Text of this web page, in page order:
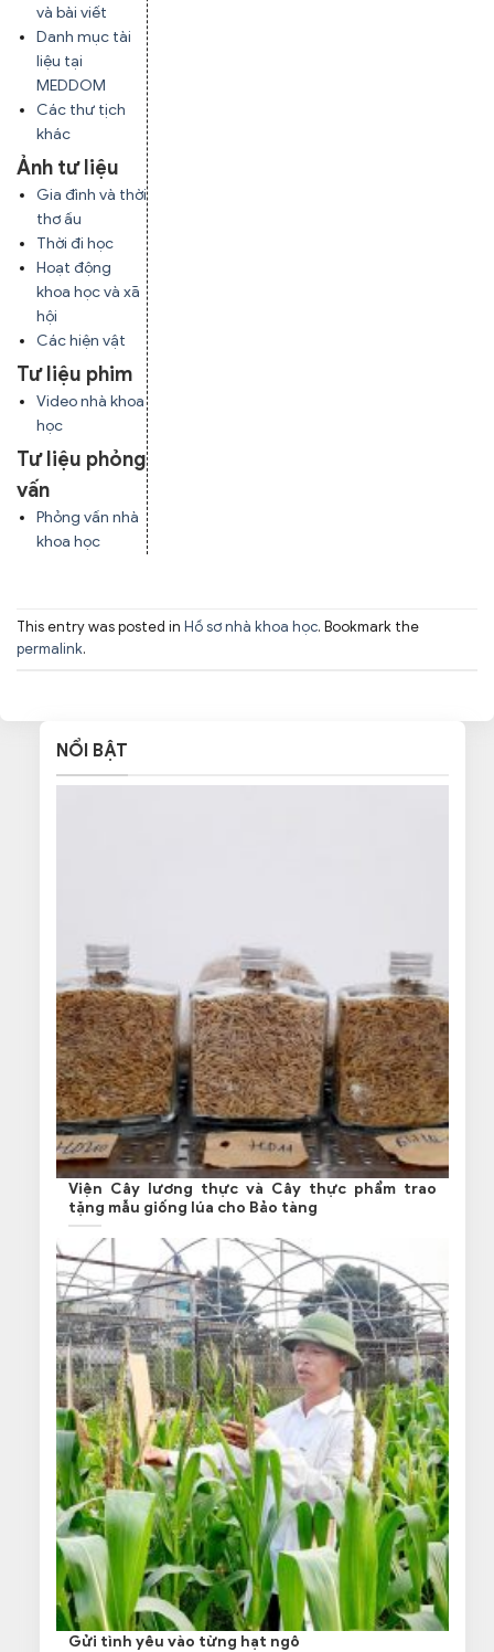
và bài viết
Danh mục tài
liệu tại
MEDDOM
Các thư tịch
khác
Ảnh tư liệu
Gia đình và thời
thơ ấu
Thời đi học
Hoạt động
khoa học và xã
hội
Các hiện vật
Tư liệu phim
Video nhà khoa
học
Tư liệu phỏng
vấn
Phỏng vấn nhà
khoa học
This entry was posted in Hồ sơ nhà khoa học. Bookmark the
permalink.
NỔI BẬT
Viện Cây lương thực và Cây thực phẩm trao
tặng mẫu giống lúa cho Bảo tàng
Gửi tình yêu vào từng hạt ngô